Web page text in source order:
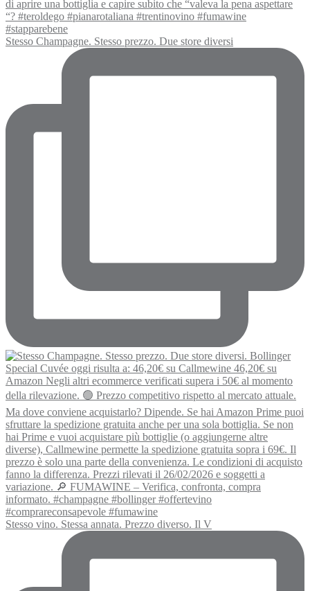
Stesso Champagne. Stesso prezzo. Due store diversi
Stesso vino. Stessa annata. Prezzo diverso. Il V